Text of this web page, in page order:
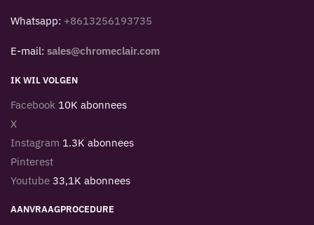
Whatsapp: +8613256193735
E-mail: sales@chromeclair.com
IK WIL VOLGEN
Facebook 10K abonnees
X
Instagram 1.3K abonnees
Pinterest
Youtube 33,1K abonnees
AANVRAAGPROCEDURE